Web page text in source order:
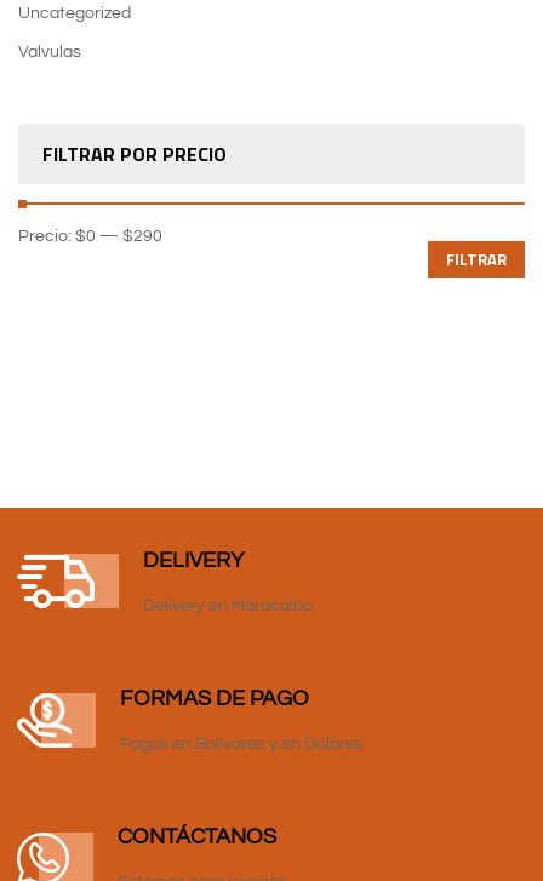
Uncategorized
Valvulas
FILTRAR POR PRECIO
FILTRAR
Precio: $0 — $290
DELIVERY
Delivery en Maracaibo.
FORMAS DE PAGO
Pagos en Bolívares y en Dólares
CONTÁCTANOS